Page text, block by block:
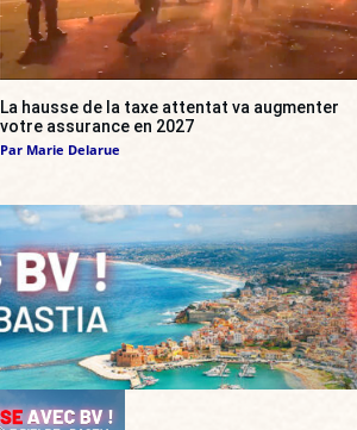
La hausse de la taxe attentat va augmenter
votre assurance en 2027
Par Marie Delarue